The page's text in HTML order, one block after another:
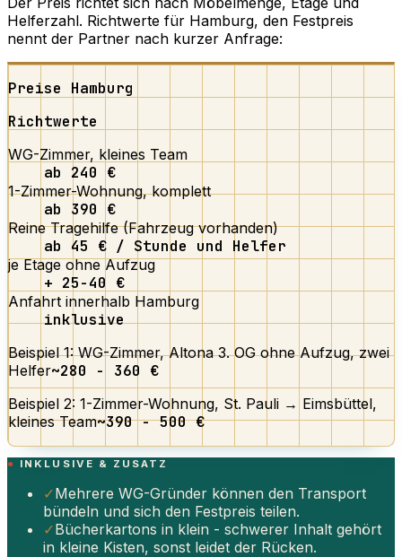
Helferzahl. Richtwerte für Hamburg, den Festpreis
nennt der Partner nach kurzer Anfrage:
Preise Hamburg
Richtwerte
WG-Zimmer, kleines Team
ab 240 €
1-Zimmer-Wohnung, komplett
ab 390 €
Reine Tragehilfe (Fahrzeug vorhanden)
ab 45 € / Stunde und Helfer
je Etage ohne Aufzug
+ 25-40 €
Anfahrt innerhalb Hamburg
inklusive
Beispiel 1: WG-Zimmer, Altona 3. OG ohne Aufzug, zwei
Helfer~280 - 360 €
Beispiel 2: 1-Zimmer-Wohnung, St. Pauli → Eimsbüttel,
kleines Team~390 - 500 €
INKLUSIVE & ZUSATZ
✓Mehrere WG-Gründer können den Transport
bündeln und sich den Festpreis teilen.
✓Bücherkartons in klein - schwerer Inhalt gehört
in kleine Kisten, sonst leidet der Rücken.